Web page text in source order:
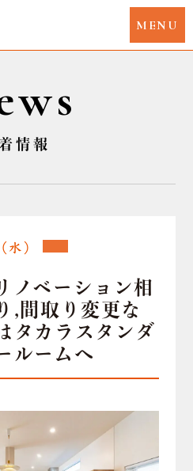
情報
）
ノベーション相
間取り変更な
タカラスタンダ
ルームへ